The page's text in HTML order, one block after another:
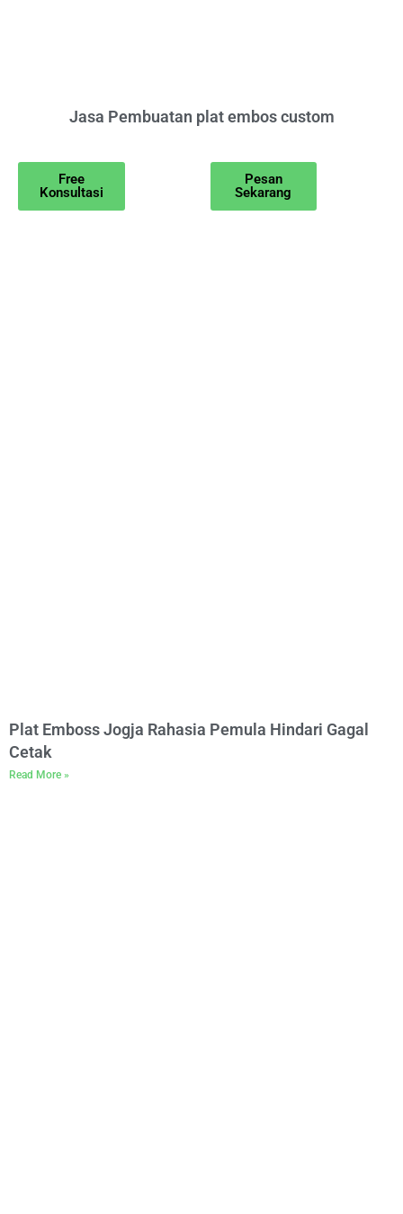
Jasa Pembuatan plat embos custom
Free
Konsultasi
Pesan
Sekarang
Plat Emboss Jogja Rahasia Pemula Hindari Gagal
Cetak
Read More »